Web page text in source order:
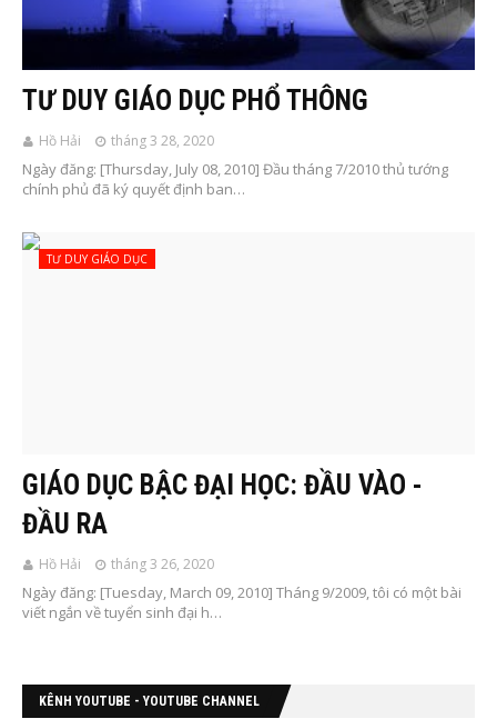
TƯ DUY GIÁO DỤC PHỔ THÔNG
Hồ Hải tháng 3 28, 2020
Ngày đăng: [Thursday, July 08, 2010] Đầu tháng 7/2010 thủ tướng
chính phủ đã ký quyết định ban…
TƯ DUY GIÁO DỤC
GIÁO DỤC BẬC ĐẠI HỌC: ĐẦU VÀO -
ĐẦU RA
Hồ Hải tháng 3 26, 2020
Ngày đăng: [Tuesday, March 09, 2010] Tháng 9/2009, tôi có một bài
viết ngắn về tuyển sinh đại h…
KÊNH YOUTUBE - YOUTUBE CHANNEL